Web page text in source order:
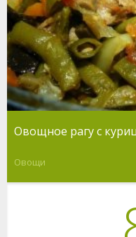
Овощное рагу с
Овощи